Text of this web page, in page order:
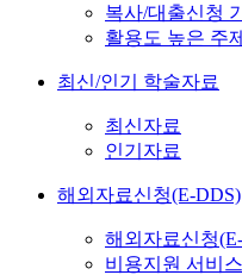
복사/대출신청
활용도 높은 주제
최신/인기 학술자료
최신자료
인기자료
해외자료신청(E-DDS)
해외자료신청
비용지원 서비